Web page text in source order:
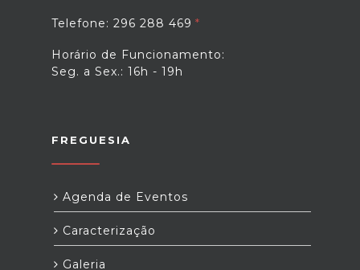
Telefone: 296 288 469
Horário de Funcionamento:
Seg. a Sex.: 16h - 19h
FREGUESIA
Agenda de Eventos
Caracterização
Galeria